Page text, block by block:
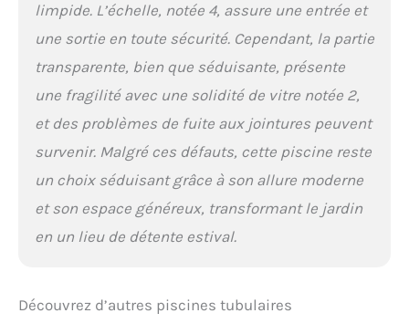
limpide. L’échelle, notée 4, assure une entrée et
une sortie en toute sécurité. Cependant, la partie
transparente, bien que séduisante, présente
une fragilité avec une solidité de vitre notée 2,
et des problèmes de fuite aux jointures peuvent
survenir. Malgré ces défauts, cette piscine reste
un choix séduisant grâce à son allure moderne
et son espace généreux, transformant le jardin
en un lieu de détente estival.
Découvrez d’autres piscines tubulaires